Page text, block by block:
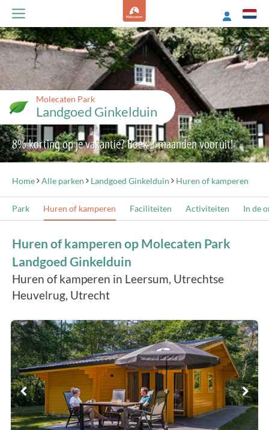
Molecaten Park
Landgoed Ginkelduin
8% korting op je vakantie? Boek 3 maanden vooruit!
Home Alle parken Landgoed Ginkelduin Huren of kamperen
Park Huren of kamperen Faciliteiten Activiteiten In de
Huren of kamperen op Molecaten Park
Landgoed Ginkelduin
Huren of kamperen in Leersum, Utrechtse
Heuvelrug, Utrecht